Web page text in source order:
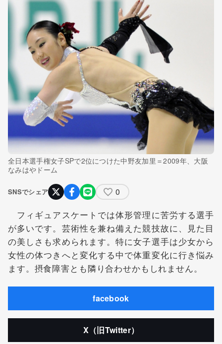
全日本選手権女子SPで2位につけた中野友加里＝2009年、大阪
なみはやドーム
SNSでシェア 0
フィギュアスケートでは体形管理に苦労する選手
が多いです。芸術性を兼ね備えた競技故に、見た目
の美しさも求められます。特に女子選手は少女から
女性の体つきへと変化する中で体重変化に行き悩み
ます。摂食障害とも隣り合わせかもしれません。
facebook
X（旧Twitter）